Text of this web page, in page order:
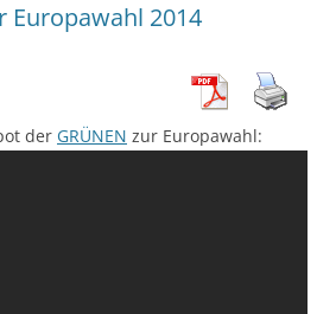
Europawahl 2014
der GRÜNEN zur Europawahl: